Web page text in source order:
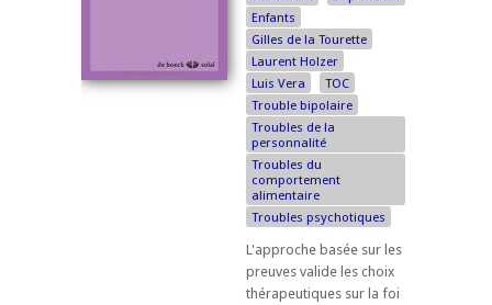
Enfants
Gilles de la Tourette
Laurent Holzer
Luis Vera
TOC
Trouble bipolaire
Troubles de la
personnalité
Troubles du
comportement
alimentaire
Troubles psychotiques
L'approche basée sur les
preuves valide les choix
thérapeutiques sur la foi